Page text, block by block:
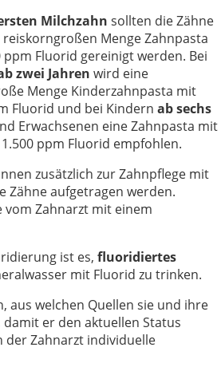
Milchzahn sollten die Zähne
Menge Zahnpasta
ppm Fluorid gereinigt werden. Bei
zwei Jahren wird eine
Menge Kinderzahnpasta mit
Fluorid und bei Kindern ab sechs
Erwachsenen eine Zahnpasta mit
1.500 ppm Fluorid empfohlen.
zusätzlich zur Zahnpflege mit
Zähne aufgetragen werden.
Zahnarzt mit einem
ist es, fluoridiertes
mit Fluorid zu trinken.
aus welchen Quellen sie und ihre
er den aktuellen Status
der Zahnarzt individuelle